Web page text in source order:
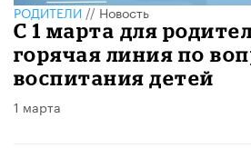
РОДИТЕЛИ//Новость
С 1 марта для
горячая линия по
воспитания детей
1 марта